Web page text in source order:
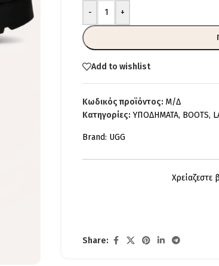
- +
Add to wishlist
Κωδικός προϊόντος: Μ/Δ
Κατηγορίες: ΥΠΟΔΗΜΑΤΑ, BOOTS,
Brand: UGG
Χρείαζεστε
Share: